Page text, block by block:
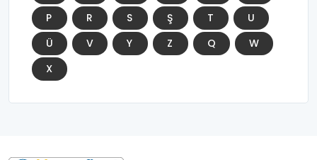
P
R S Ş T
U
Ü
V Y Z Q
W
X